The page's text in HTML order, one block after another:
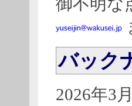
バック
2026年3